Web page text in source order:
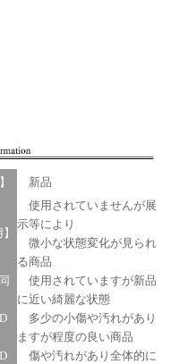
新品
使用されていませんが展
示等により
微小な状態変化が見られ
る商品
使用されていますが新品
に近い綺麗な状態
多少の小傷や汚れがあり
ますが程度の良い商品
傷や汚れがあり全体的に